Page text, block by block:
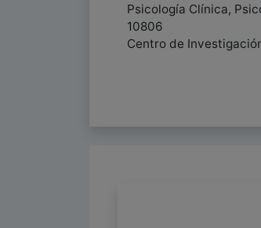
Psicología Clínica,
10806
Centro de